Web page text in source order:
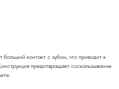
больший контакт с зубом, что приводит к
предотвращает соскальзывание